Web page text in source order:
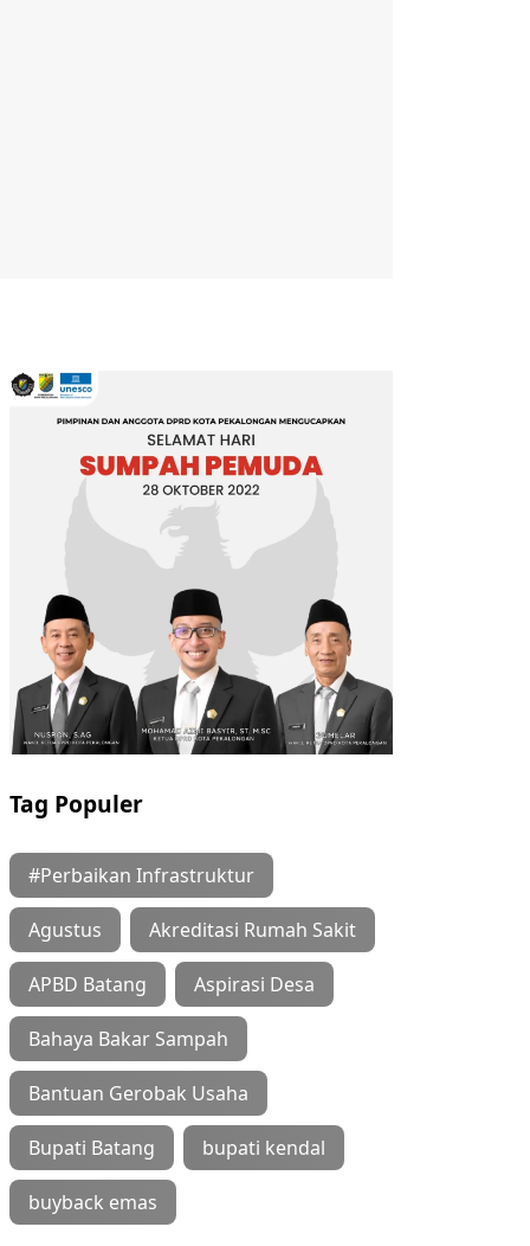
Tag Populer
#Perbaikan Infrastruktur
Agustus Akreditasi Rumah Sakit
APBD Batang Aspirasi Desa
Bahaya Bakar Sampah
Bantuan Gerobak Usaha
Bupati Batang bupati kendal
buyback emas